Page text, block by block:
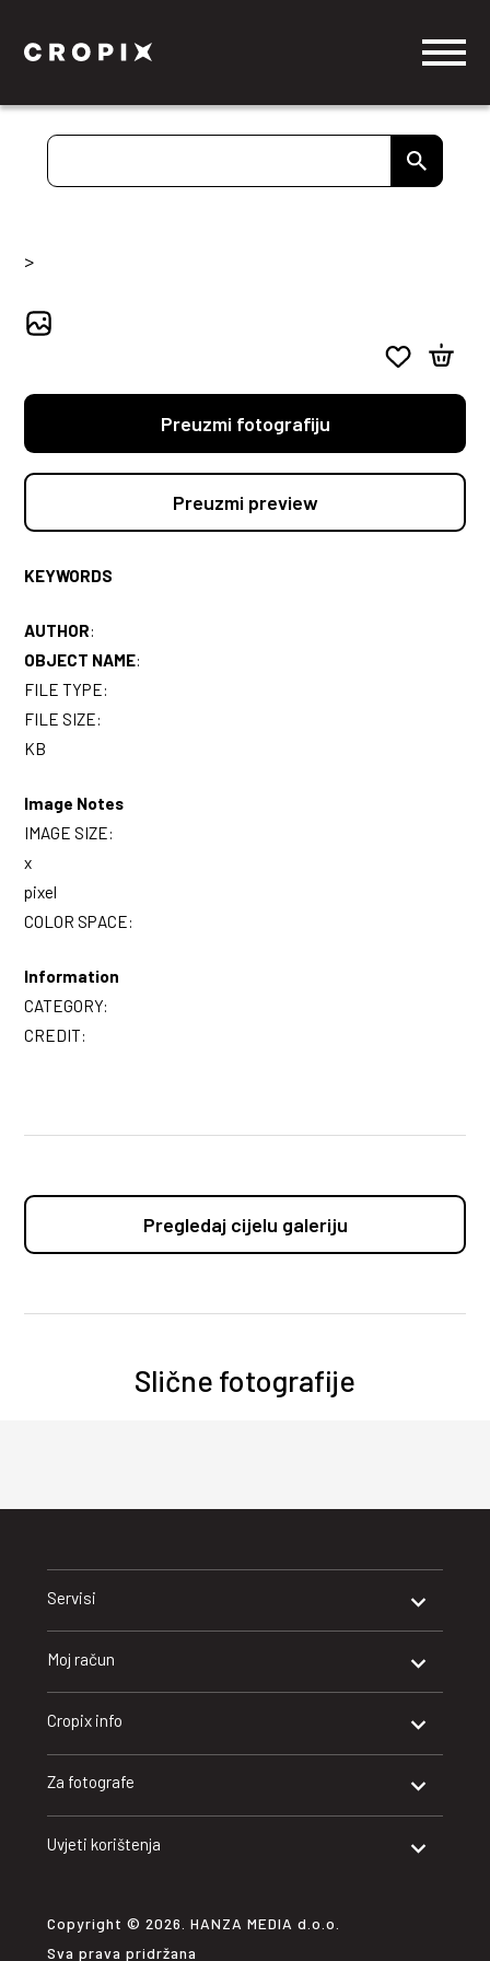
>
Preuzmi fotografiju
Preuzmi preview
KEYWORDS
AUTHOR:
OBJECT NAME:
FILE TYPE:
FILE SIZE:
KB
Image Notes
IMAGE SIZE:
x
pixel
COLOR SPACE:
Information
CATEGORY:
CREDIT:
Pregledaj cijelu galeriju
Slične fotografije
Servisi
Moj račun
Cropix info
Za fotografe
Uvjeti korištenja
Copyright © 2026. HANZA MEDIA d.o.o.
Sva prava pridržana